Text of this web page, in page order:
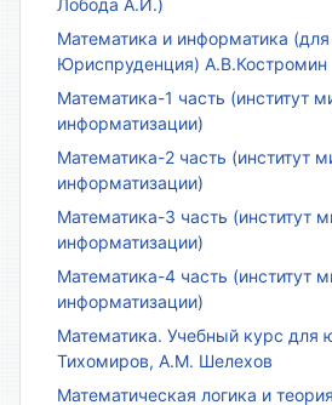
Математика и информатика
Юриспруденция) А.В.Костромин
Математика-1 часть (институт
информатизации)
Математика-2 часть (институт
информатизации)
Математика-3 часть (институт
информатизации)
Математика-4 часть (институт
информатизации)
Математика. Учебный курс для
Тихомиров, А.М. Шелехов
Математическая логика и